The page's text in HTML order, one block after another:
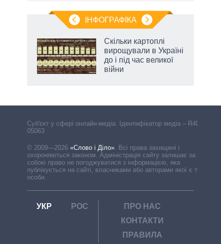
ІНФОГРАФІКА
Скільки картоплі
вирощували в Україні
до і під час великої
війни
Cуб'єкт у сфері онлайн-медіа. Ідентифікатор медіа – R40-
05063
© 2009—2026 «Слово і Діло»
Всі права захищені і
охороняються законом. Адміністрація сайту залишає за
собою право не погоджуватися з інформацією, яка
публікується на сайті, власниками або авторами якої є треті
особи.
УКР РОС
ПРО НАС
КОНТАКТИ
ПРАВИЛА